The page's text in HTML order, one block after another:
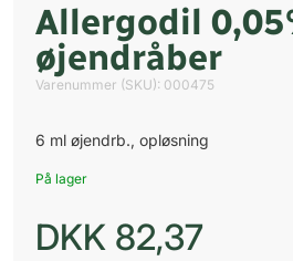
Allergodil
øjendråber
Varenummer (SKU): 000475
6 ml øjendrb., opløsning
På lager
DKK 82,37